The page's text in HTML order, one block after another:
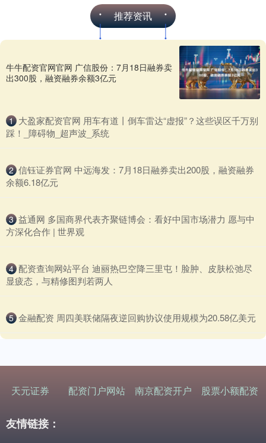
推荐资讯
牛牛配资官网官网 广信股份：7月18日融券卖
出300股，融资融券余额3亿元
1 ​大盈家配资官网 用车有道丨倒车雷达“虚报”？这些误区千万别
踩！_障碍物_超声波_系统
2 ​信钰证券官网 中远海发：7月18日融券卖出200股，融资融券
余额6.18亿元
3 ​益通网 多国商界代表齐聚链博会：看好中国市场潜力 愿与中
方深化合作 | 世界观
4 ​配资查询网站平台 迪丽热巴空降三里屯！脸肿、皮肤松弛尽
显疲态，与精修图判若两人
5 ​金融配资 周四美联储隔夜逆回购协议使用规模为20.58亿美元
天元证券 配资门户网站 南京配资开户 股票小额配资
友情链接：